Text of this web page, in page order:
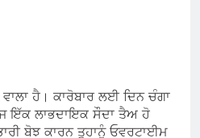
ਹੈ। ਕਾਰੋਬਾਰ ਲਈ ਦਿਨ ਚੰਗਾ
ਇੱਕ ਲਾਭਦਾਇਕ ਸੌਦਾ ਤੈਅ ਹੋ
ਬੋਝ ਕਾਰਨ ਤੁਹਾਨੂੰ ਓਵਰਟਾਈਮ